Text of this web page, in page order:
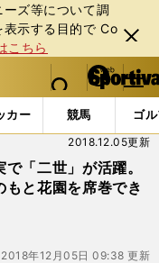
ズ等について調
⽰する⽬的で Co
こちら
閉じ
る
web Sportiva (webスポルティーバ)
検索
マイペ
ー
ジ
メニュ
カー 競馬 ゴ
報
「二世」が活躍。
もと花園を席巻でき
2018.12.05更新
2018年12月05日 09:38 更新